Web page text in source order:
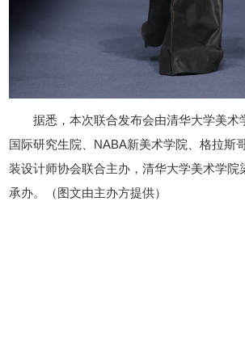
据悉，本次联合发布会由清华大学美术
国际研究生院、NABA新美术学院、格拉斯
装设计师协会联合主办，清华大学美术学院
承办。（图文由主办方提供）